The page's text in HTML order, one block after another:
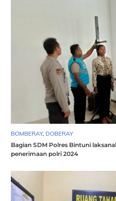
BOMBERAY, DOBERAY
Bagian SDM Polres Bintuni
penerimaan polri 2024